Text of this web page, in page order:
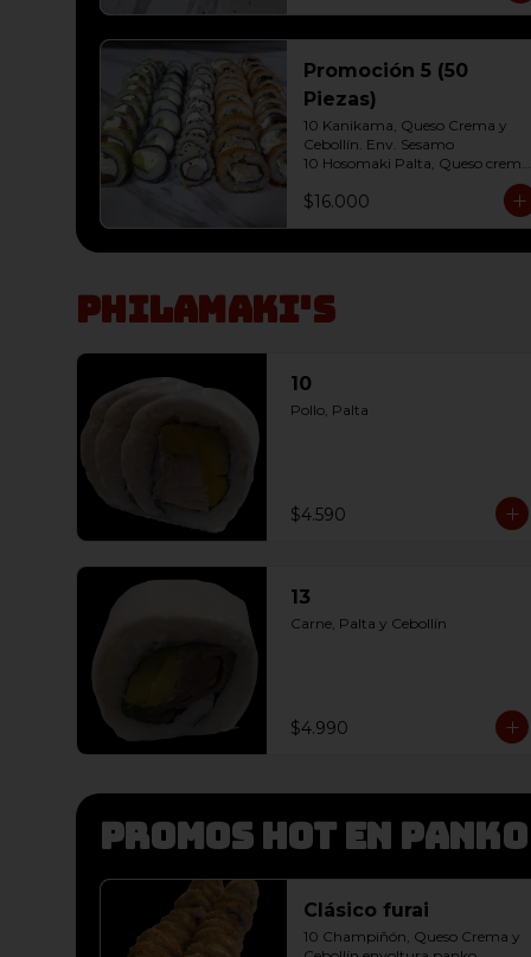
Promoción 5 (50
Piezas)
10 Kanikama, Queso Crema y
Cebollín. Env. Sesamo
10 Hosomaki Palta, Queso crema
Cebollín Env.Palta
10 Pollo, Queso Crema y Cebollín
10 Champiñon,Queso Crema y
$16.000
Philamaki's
10
Pollo, Palta
$4.590
13
Carne, Palta y Cebollín
$4.990
Promos hot en panko
Clásico furai
10 Champiñón, Queso Crema y